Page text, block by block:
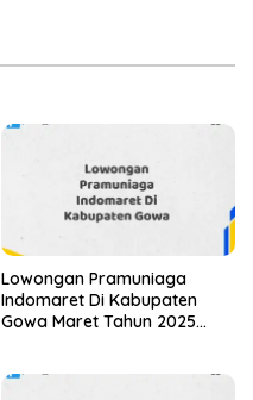
Lowongan Pramuniaga
Indomaret Di Kabupaten
Gowa Maret Tahun 2025